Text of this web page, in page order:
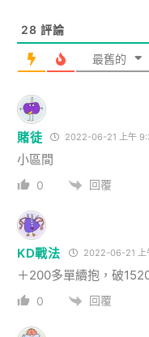
28 評論
最舊的
賭徒 2022-06-21 上午
小區間
0 回覆
KD戰法 2022-06-21 上
＋200多單續抱，破
0 回覆